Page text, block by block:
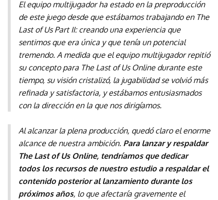
El equipo multijugador ha estado en la preproducción
de este juego desde que estábamos trabajando en The
Last of Us Part II: creando una experiencia que
sentimos que era única y que tenía un potencial
tremendo. A medida que el equipo multijugador repitió
su concepto para The Last of Us Online durante este
tiempo, su visión cristalizó, la jugabilidad se volvió más
refinada y satisfactoria, y estábamos entusiasmados
con la dirección en la que nos dirigíamos.
Al alcanzar la plena producción, quedó claro el enorme
alcance de nuestra ambición. Para lanzar y respaldar
The Last of Us Online, tendríamos que dedicar
todos los recursos de nuestro estudio a respaldar el
contenido posterior al lanzamiento durante los
próximos años, lo que afectaría gravemente el